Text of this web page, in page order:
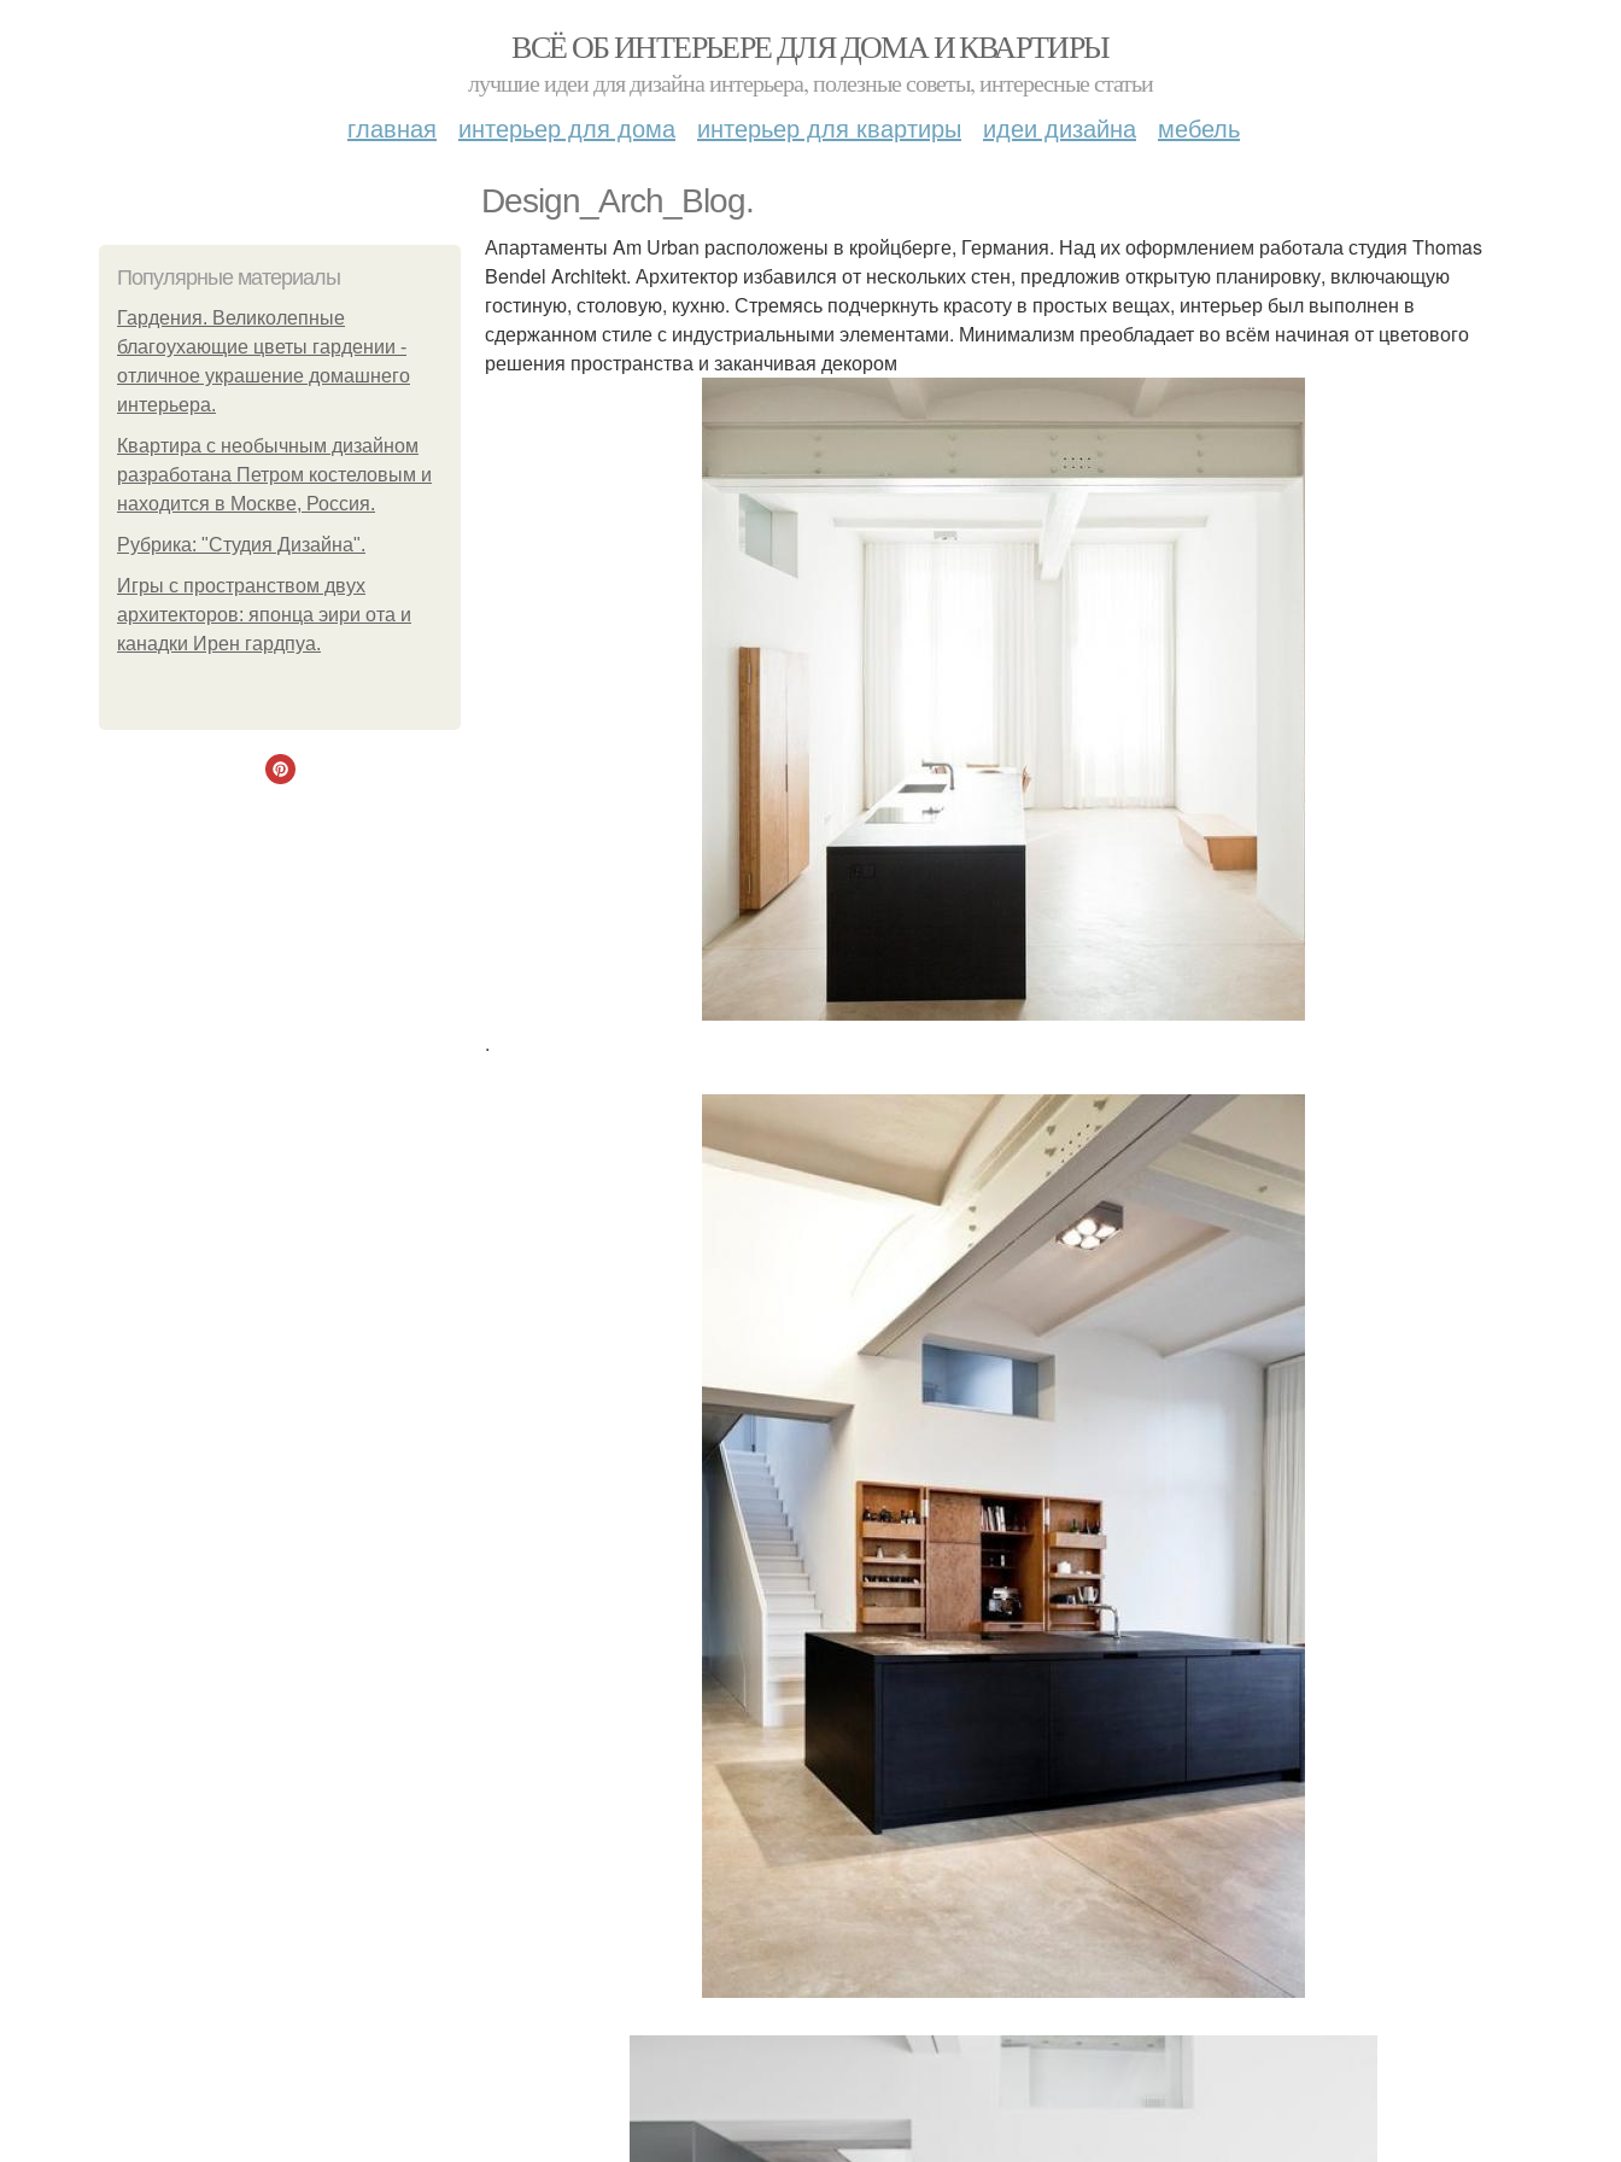
ВСЁ ОБ ИНТЕРЬЕРЕ ДЛЯ ДОМА И КВАРТИРЫ
лучшие идеи для дизайна интерьера, полезные советы, интересные статьи
главная интерьер для дома интерьер для квартиры идеи дизайна мебель
Design_Arch_Blog.
Популярные материалы
Гардения. Великолепные
благоухающие цветы гардении -
отличное украшение домашнего
интерьера.
Квартира с необычным дизайном
разработана Петром костеловым и
находится в Москве, Россия.
Рубрика: "Студия Дизайна".
Игры с пространством двух
архитекторов: японца эири ота и
канадки Ирен гардпуа.
Апартаменты Am Urban расположены в кройцберге, Германия. Над их оформлением работала студия Thomas
Bendel Architekt. Архитектор избавился от нескольких стен, предложив открытую планировку, включающую
гостиную, столовую, кухню. Стремясь подчеркнуть красоту в простых вещах, интерьер был выполнен в
сдержанном стиле с индустриальными элементами. Минимализм преобладает во всём начиная от цветового
решения пространства и заканчивая декором
.